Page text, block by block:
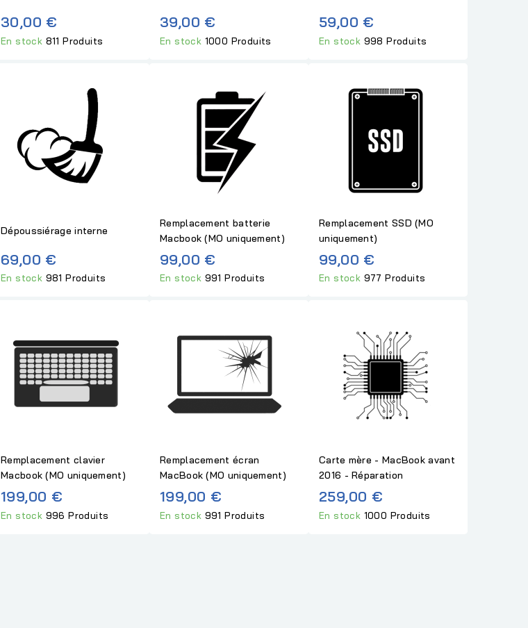
30,00 €
En stock 811 Produits
39,00 €
En stock 1000 Produits
59,00 €
En stock 998 Produits
Dépoussiérage interne
69,00 €
En stock 981 Produits
Remplacement batterie
Macbook (MO uniquement)
99,00 €
En stock 991 Produits
Remplacement SSD (MO
uniquement)
99,00 €
En stock 977 Produits
Remplacement clavier
Macbook (MO uniquement)
199,00 €
En stock 996 Produits
Remplacement écran
MacBook (MO uniquement)
199,00 €
En stock 991 Produits
Carte mère - MacBook avant
2016 - Réparation
259,00 €
En stock 1000 Produits